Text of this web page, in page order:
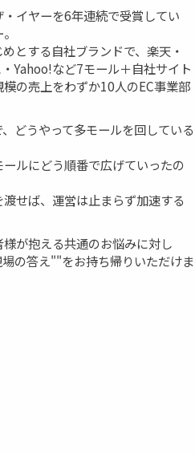
イヤーを6年連続で受賞してい
とする自社ブランドで、楽天・
Yahoo!など7モール＋自社サイト
の売上をわずか10人のEC事業部
どうやって多モールを回している
ールにどう順番で広げていったの
渡せば、運営は止まらず加速する
が抱える共通のお悩みに対し
の答え""をお持ち帰りいただけま